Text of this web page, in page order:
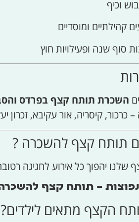
וכיף
קהילתיים ומוסדיים
סוף שנה ופעילויות חוץ
השכרת תותח קצף בפרדס
כרכור, קיסריה, אור עקיבא, זכרון
תותח קצף להשכרה ?
שלנו יהפוך כל אירוע לחגיגה
– תותח קצף
הקצף מתאים לילדים?